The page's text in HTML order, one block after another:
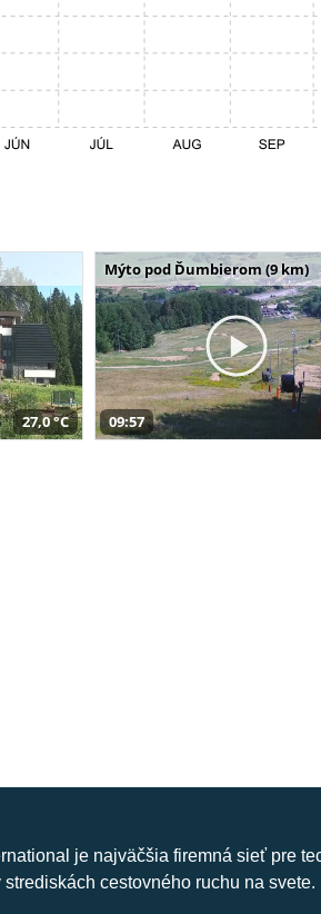
27,0 °C
Mýto pod Ďumbierom (9 km)
09:57
je najväčšia firemná sieť pre
strediskách cestovného ruchu na svete.